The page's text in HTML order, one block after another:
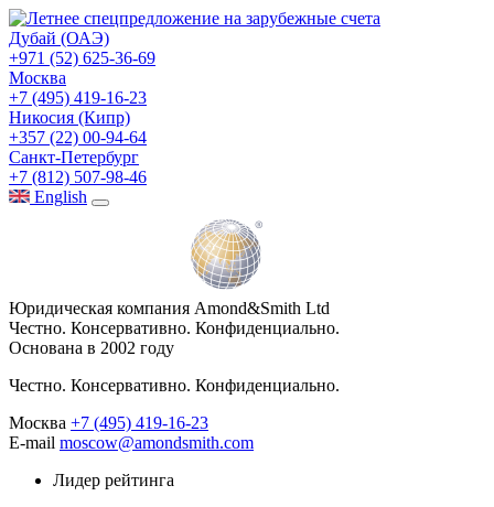
Дубай (ОАЭ)
+971 (52) 625-36-69
Москва
+7 (495) 419-16-23
Никосия (Кипр)
+357 (22) 00-94-64
Санкт-Петербург
+7 (812) 507-98-46
English
Юридическая компания Amond&Smith Ltd
Честно. Консервативно. Конфиденциально.
Основана в 2002 году
Честно. Консервативно. Конфиденциально.
Москва +7 (495) 419-16-23
E-mail moscow@amondsmith.com
Лидер рейтинга